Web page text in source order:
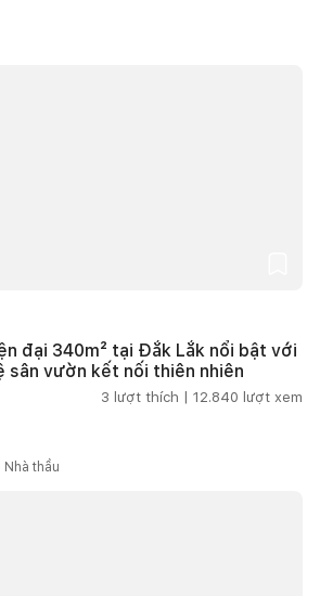
đại 340m² tại Đắk Lắk nổi bật với
sân vườn kết nối thiên nhiên
3 lượt thích | 12.840 lượt xem
thầu